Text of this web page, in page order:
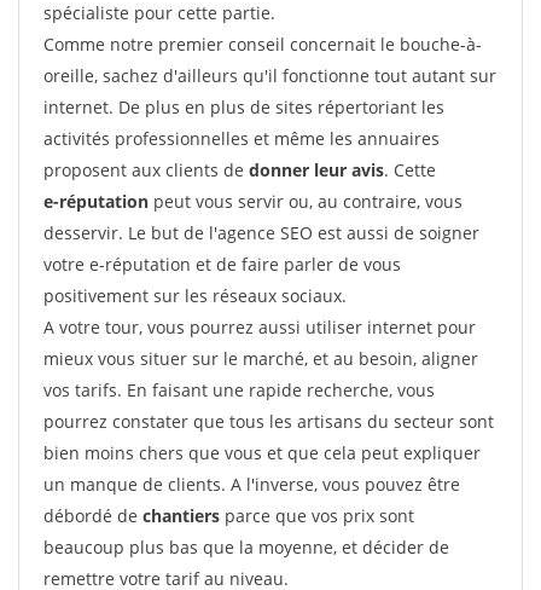
spécialiste pour cette partie.
Comme notre premier conseil concernait le bouche-à-
oreille, sachez d'ailleurs qu'il fonctionne tout autant sur
internet. De plus en plus de sites répertoriant les
activités professionnelles et même les annuaires
proposent aux clients de donner leur avis. Cette
e-réputation peut vous servir ou, au contraire, vous
desservir. Le but de l'agence SEO est aussi de soigner
votre e-réputation et de faire parler de vous
positivement sur les réseaux sociaux.
A votre tour, vous pourrez aussi utiliser internet pour
mieux vous situer sur le marché, et au besoin, aligner
vos tarifs. En faisant une rapide recherche, vous
pourrez constater que tous les artisans du secteur sont
bien moins chers que vous et que cela peut expliquer
un manque de clients. A l'inverse, vous pouvez être
débordé de chantiers parce que vos prix sont
beaucoup plus bas que la moyenne, et décider de
remettre votre tarif au niveau.